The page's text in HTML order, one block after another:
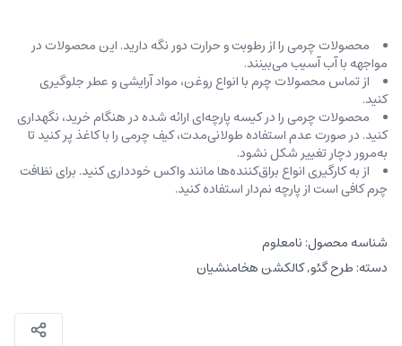
محصولات چرمی را از رطوبت و حرارت دور نگه دارید. این محصولات در
مواجهه با آب آسیب می‌بینند.
از تماس محصولات چرم با انواع روغن‌، مواد آرایشی و عطر جلوگیری
کنید.
محصولات چرمی را در کیسه‌ پارچه‌ای ارائه شده در هنگام خرید، ‌نگهداری
کنید. در صورت عدم استفاده طولانی‌مدت، کیف‌ چرمی را با کاغذ پر کنید تا
به‌مرور دچار تغییر شکل نشود.
از به کارگیری انواع براق‌کننده‌ها مانند واکس خودداری کنید. برای نظافت
چرم کافی است از پارچه‌ نم‌دار استفاده کنید.
شناسه محصول: نامعلوم
دسته: طرح گئو,کالکشن هخامنشیان